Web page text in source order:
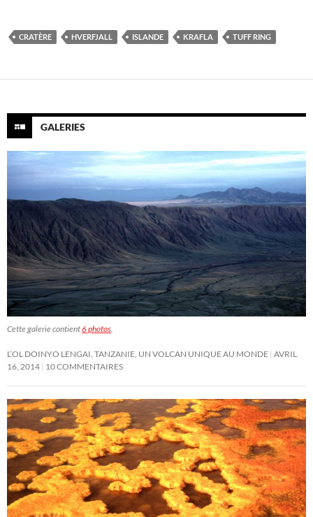
CRATÈRE HVERFJALL ISLANDE KRAFLA TUFF RING
GALERIES
Cette galerie contient6 photos.
L’OL DOINYO LENGAI, TANZANIE, UN VOLCAN UNIQUE AU MONDE AVRIL
16, 2014 10 COMMENTAIRES